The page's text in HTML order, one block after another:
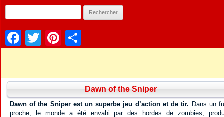
Facebook
TwitterPinterest
Dawn of the Sniper
Dawn of the Sniper est un superbe jeu d’action et de tir. Dans un
proche, le monde a été envahi par des hordes de zombies,